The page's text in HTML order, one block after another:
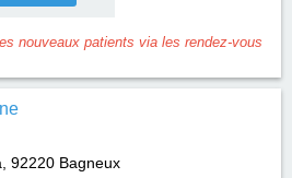
nouveaux patients via les rendez-vous
92220 Bagneux